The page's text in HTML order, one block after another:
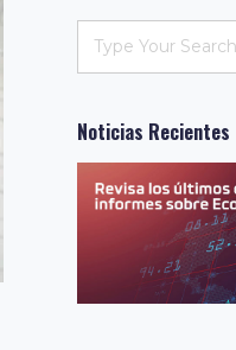
Noticias Recientes